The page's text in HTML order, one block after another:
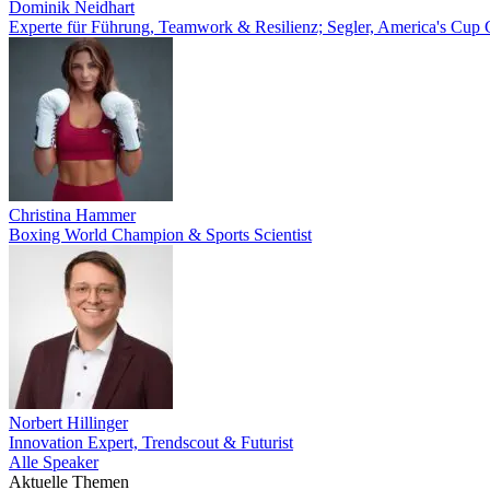
Dominik Neidhart
Experte für Führung, Teamwork & Resilienz; Segler, America's Cup
Christina Hammer
Boxing World Champion & Sports Scientist
Norbert Hillinger
Innovation Expert, Trendscout & Futurist
Alle Speaker
Aktuelle Themen